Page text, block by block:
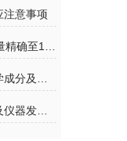
注意事项